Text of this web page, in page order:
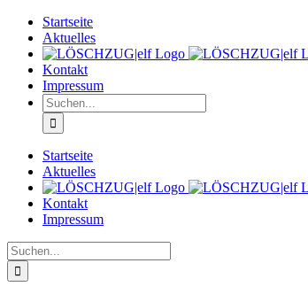
Zum
Inhalt
springen
Startseite
Aktuelles
Kontakt
Impressum
Suche
nach:
Startseite
Aktuelles
Kontakt
Impressum
Suche
nach: